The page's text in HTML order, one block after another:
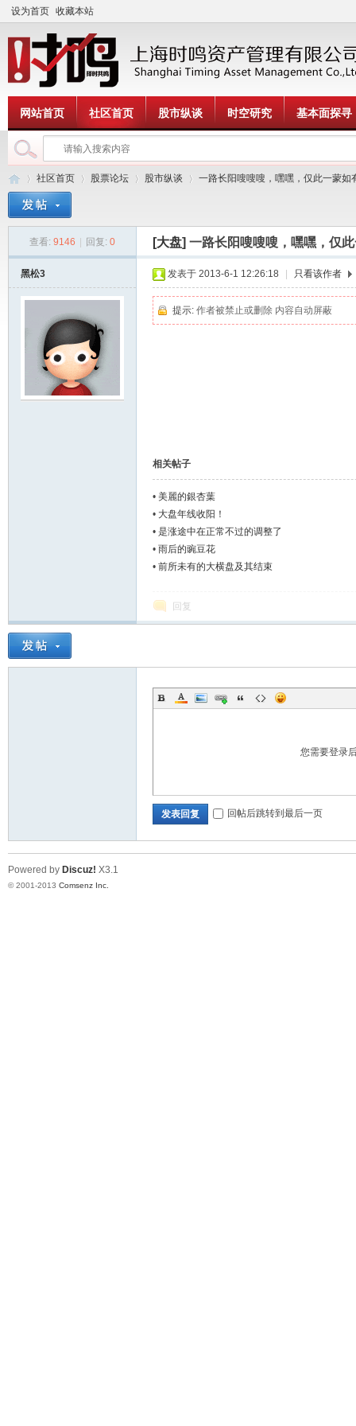
设为首页 收藏本站
网站首页 社区首页 股市纵谈 时空研究 基本面探寻
社区首页 股票论坛 股市纵谈
›
一路长阳嗖嗖嗖，嘿嘿，仅此一蒙如
查看: 9146 回复: 0 [大盘] 一路长阳嗖嗖嗖，嘿嘿，仅
黑松3 发表于 2013-6-1 12:26:18 只看该作者
提示: 作者被禁止或删除 内容自动屏蔽
相关帖子
• 美麗的銀杏葉
• 大盘年线收阳！
• 是涨途中在正常不过的调整了
• 雨后的豌豆花
• 前所未有的大横盘及其结束
回复
您需要登录
发表回复 回帖后跳转到最后一页
Powered by Discuz! X3.1
© 2001-2013 Comsenz Inc.